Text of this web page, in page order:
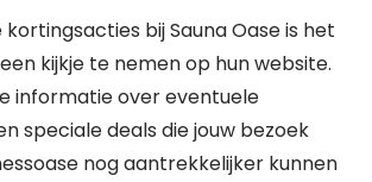
bij Sauna Oase is het
kijkje te nemen op hun website.
informatie over eventuele
speciale deals die jouw bezoek
nog aantrekkelijker kunnen